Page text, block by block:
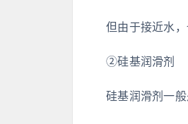
但由于接近水
②硅基润滑剂
硅基润滑剂一